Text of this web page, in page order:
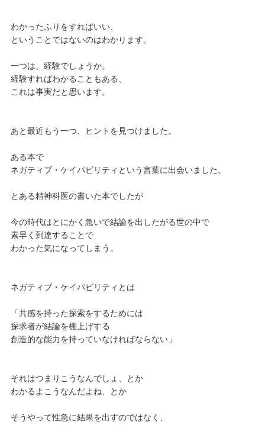
わかったふりをすればいい、
ということではないのはわかります。
一つは、経験でしょうか。
経験すればわかることもある、
これは事実だと思います。
あと最近もう一つ、ヒントを見つけました。
ある本で
ネガティブ・ケイパビリティという言葉に出会いました。
とある精神科医の書いた本でしたが
今の時代はとにかく急いで結論を出したがる世の中で
素早く到達することで
わかった気になってしまう。
ネガティブ・ケイパビリティとは
「共感を持った探索をするためには
探求者が結論を棚上げする
創造的な能力を持っていなければならない」
それはつまりこうなんでしょ、とか
わかるよこうなんだよね、とか
そうやって性急に結果を出すのではなく、